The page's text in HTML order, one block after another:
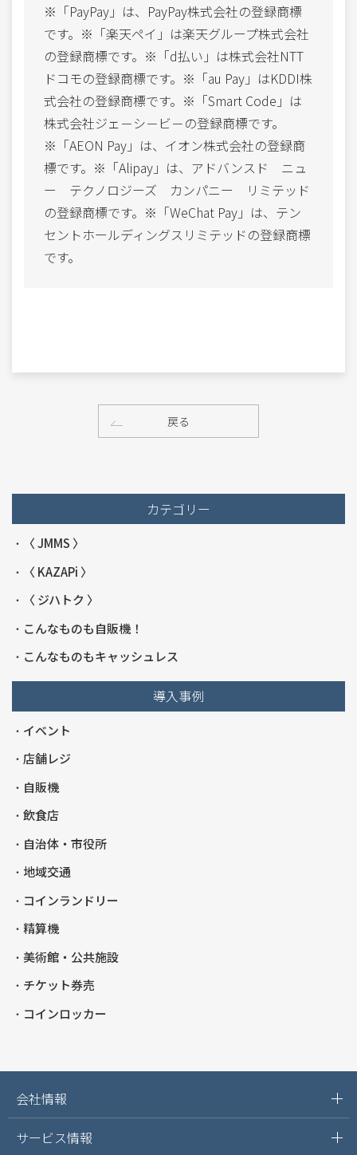
※「PayPay」は、PayPay株式会社の登録商標
です。※「楽天ペイ」は楽天グループ株式会社
の登録商標です。※「d払い」は株式会社NTT
ドコモの登録商標です。※「au Pay」はKDDI株
式会社の登録商標です。※「Smart Code」は
株式会社ジェ－シ－ビ－の登録商標です。
※「AEON Pay」は、イオン株式会社の登録商
標です。※「Alipay」は、アドバンスド ニュ
ー テクノロジーズ カンパニー リミテッド
の登録商標です。※「WeChat Pay」は、テン
セントホールディングスリミテッドの登録商標
です。
戻る
カテゴリー
〈 JMMS 〉
〈 KAZAPi 〉
〈 ジハトク 〉
こんなものも自販機！
こんなものもキャッシュレス
導入事例
イベント
店舗レジ
自販機
飲食店
自治体・市役所
地域交通
コインランドリー
精算機
美術館・公共施設
チケット券売
コインロッカー
会社情報
サービス情報